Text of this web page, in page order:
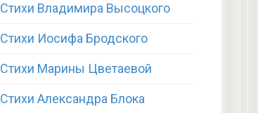
Стихи Владимира Высоцкого
Стихи Иосифа Бродского
Стихи Марины Цветаевой
Стихи Александра Блока